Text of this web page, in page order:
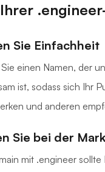
Sie Einfachheit
einen Namen, der
ist, sodass sich Ihr
und anderen
Sie bei der
mit .engineer sollte